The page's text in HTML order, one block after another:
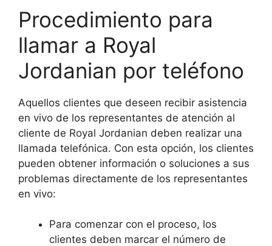
Procedimiento para
llamar a Royal
Jordanian por teléfono
Aquellos clientes que deseen recibir asistencia
en vivo de los representantes de atención al
cliente de Royal Jordanian deben realizar una
llamada telefónica. Con esta opción, los clientes
pueden obtener información o soluciones a sus
problemas directamente de los representantes
en vivo:
Para comenzar con el proceso, los
clientes deben marcar el número de